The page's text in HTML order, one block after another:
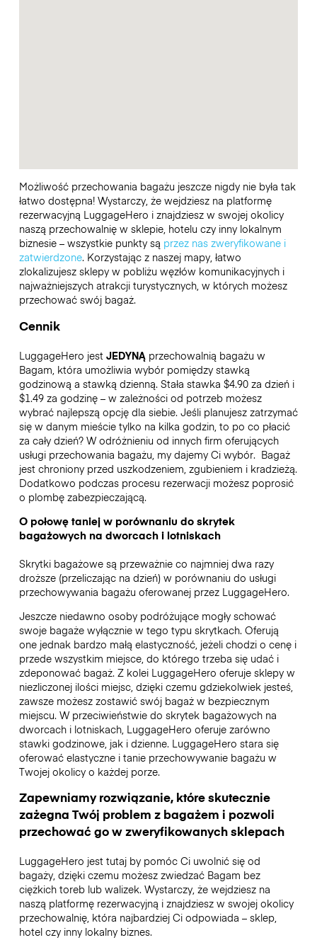
Możliwość przechowania bagażu jeszcze nigdy nie była tak
łatwo dostępna! Wystarczy, że wejdziesz na platformę
rezerwacyjną LuggageHero i znajdziesz w swojej okolicy
naszą przechowalnię w sklepie, hotelu czy inny lokalnym
biznesie – wszystkie punkty są przez nas zweryfikowane i
zatwierdzone. Korzystając z naszej mapy, łatwo
zlokalizujesz sklepy w pobliżu węzłów komunikacyjnych i
najważniejszych atrakcji turystycznych, w których możesz
przechować swój bagaż.
Cennik
LuggageHero jest JEDYNĄprzechowalnią bagażu w
Bagam, która umożliwia wybór pomiędzy stawką
godzinową a stawką dzienną. Stała stawka $4.90 za dzień i
$1.49 za godzinę – w zależności od potrzeb możesz
wybrać najlepszą opcję dla siebie. Jeśli planujesz zatrzymać
się w danym mieście tylko na kilka godzin, to po co płacić
za cały dzień? W odróżnieniu od innych firm oferujących
usługi przechowania bagażu, my dajemy Ci wybór. Bagaż
jest chroniony przed uszkodzeniem, zgubieniem i kradzieżą.
Dodatkowo podczas procesu rezerwacji możesz poprosić
o plombę zabezpieczającą.
O połowę taniej w porównaniu do skrytek
bagażowych na dworcach i lotniskach
Skrytki bagażowe są przeważnie co najmniej dwa razy
droższe (przeliczając na dzień) w porównaniu do usługi
przechowywania bagażu oferowanej przez LuggageHero.
Jeszcze niedawno osoby podróżujące mogły schować
swoje bagaże wyłącznie w tego typu skrytkach. Oferują
one jednak bardzo małą elastyczność, jeżeli chodzi o cenę i
przede wszystkim miejsce, do którego trzeba się udać i
zdeponować bagaż. Z kolei LuggageHero oferuje sklepy w
niezliczonej ilości miejsc, dzięki czemu gdziekolwiek jesteś,
zawsze możesz zostawić swój bagaż w bezpiecznym
miejscu. W przeciwieństwie do skrytek bagażowych na
dworcach i lotniskach, LuggageHero oferuje zarówno
stawki godzinowe, jak i dzienne. LuggageHero stara się
oferować elastyczne i tanie przechowywanie bagażu w
Twojej okolicy o każdej porze.
Zapewniamy rozwiązanie, które skutecznie
zażegna Twój problem z bagażem i pozwoli
przechować go w zweryfikowanych sklepach
LuggageHero jest tutaj by pomóc Ci uwolnić się od
bagaży, dzięki czemu możesz zwiedzać Bagam bez
ciężkich toreb lub walizek. Wystarczy, że wejdziesz na
naszą platformę rezerwacyjną i znajdziesz w swojej okolicy
przechowalnię, która najbardziej Ci odpowiada – sklep,
hotel czy inny lokalny biznes.